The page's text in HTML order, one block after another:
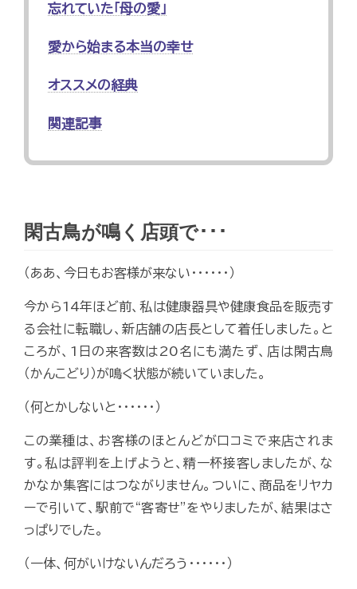
忘れていた「母の愛」
愛から始まる本当の幸せ
オススメの経典
関連記事
閑古鳥が鳴く店頭で･･･
（ああ、今日もお客様が来ない･･････）
今から14年ほど前、私は健康器具や健康食品を販売す
る会社に転職し、新店舗の店長として着任しました。と
ころが、1日の来客数は20名にも満たず、店は閑古鳥
（かんこどり）が鳴く状態が続いていました。
（何とかしないと･･････）
この業種は、お客様のほとんどが口コミで来店されま
す。私は評判を上げようと、精一杯接客しましたが、な
かなか集客にはつながりません。ついに、商品をリヤカ
ーで引いて、駅前で“客寄せ”をやりましたが、結果はさ
っぱりでした。
（一体、何がいけないんだろう･･････）